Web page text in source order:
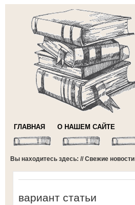
ГЛАВНАЯ О НАШЕМ САЙТЕ
Вы находитесь здесь: //Свежие новости
вариант статьи